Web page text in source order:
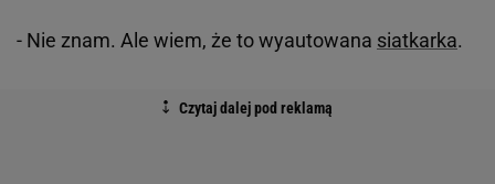
- Nie znam. Ale wiem, że to wyautowana siatkarka.